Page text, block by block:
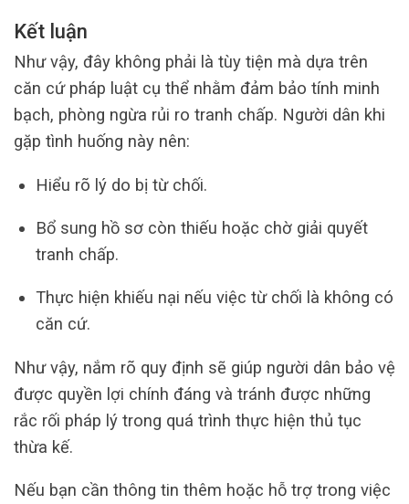
Kết luận
Như vậy, đây không phải là tùy tiện mà dựa trên
căn cứ pháp luật cụ thể nhằm đảm bảo tính minh
bạch, phòng ngừa rủi ro tranh chấp. Người dân khi
gặp tình huống này nên:
Hiểu rõ lý do bị từ chối.
Bổ sung hồ sơ còn thiếu hoặc chờ giải quyết
tranh chấp.
Thực hiện khiếu nại nếu việc từ chối là không có
căn cứ.
Như vậy, nắm rõ quy định sẽ giúp người dân bảo vệ
được quyền lợi chính đáng và tránh được những
rắc rối pháp lý trong quá trình thực hiện thủ tục
thừa kế.
Nếu bạn cần thông tin thêm hoặc hỗ trợ trong việc